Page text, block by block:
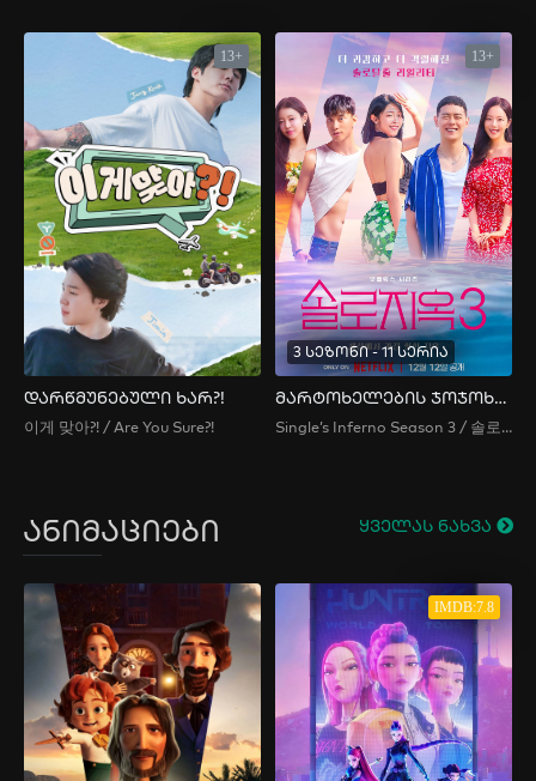
13+
დარწმუნებული ხარ?!
이게 맞아?! / Are You Sure?!
13+
3 სეზონი - 11 სერია
მარტოხელების ჯოჯოხეთი სეზონი 3
Single’s Inferno Season 3 / 솔로지옥 시즌3
ანიმაციები ყველას ნახვა
IMDB:7.8